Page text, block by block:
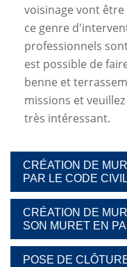
voisinage vont
ce genre
professionnels
est possible de
benne et
missions et
très intéressant.
CRÉATION DE
PAR LE CODE CIVIL
CRÉATION DE
SON MURET EN
POSE DE